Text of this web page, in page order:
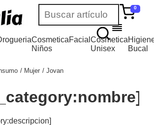
0
Cosmetica
Niños
FacialCosmetica
Unisex
Bucal
Mujer Jovan